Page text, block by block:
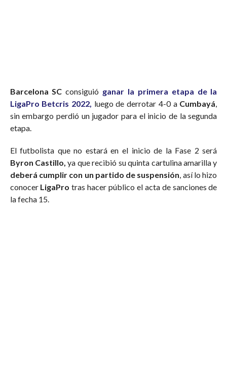
Barcelona SC consiguió ganar la primera etapa de la
LigaPro Betcris 2022, luego de derrotar 4-0 a Cumbayá,
sin embargo perdió un jugador para el inicio de la segunda
etapa.
El futbolista que no estará en el inicio de la Fase 2 será
Byron Castillo, ya que recibió su quinta cartulina amarilla y
deberá cumplir con un partido de suspensión, así lo hizo
conocer LigaPro tras hacer público el acta de sanciones de
la fecha 15.